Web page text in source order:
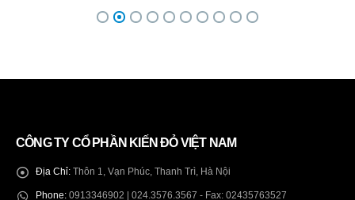
CÔNG TY CỔ PHẦN KIẾN ĐỎ VIỆT NAM
Địa Chỉ: Thôn 1, Vạn Phúc, Thanh Trì, Hà Nội
Phone: 0913346902 | 024.3576.3567 - Fax: 02435763527